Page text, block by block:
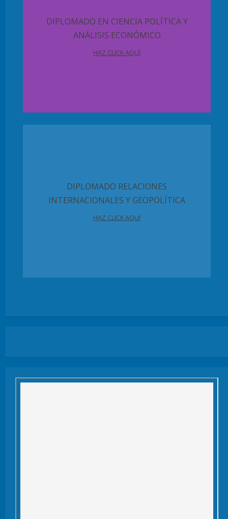
DIPLOMADO EN CIENCIA POLÍTICA Y
ANÁLISIS ECONÓMICO
HAZ CLICK AQUÍ
DIPLOMADO RELACIONES
INTERNACIONALES Y GEOPOLÍTICA
HAZ CLICK AQUÍ